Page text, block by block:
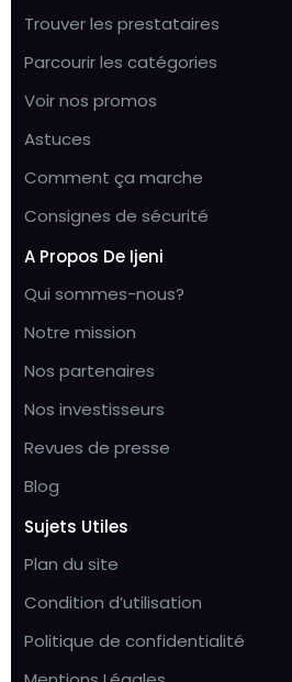
Trouver les prestataires
Parcourir les catégories
Voir nos promos
Astuces
Comment ça marche
Consignes de sécurité
A Propos De Ijeni
Qui sommes-nous?
Notre mission
Nos partenaires
Nos investisseurs
Revues de presse
Blog
Sujets Utiles
Plan du site
Condition d’utilisation
Politique de confidentialité